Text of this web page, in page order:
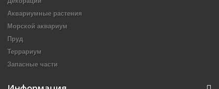
Аквариумные растения
Морской аквариум
Пруд
Террариум
Запасные части